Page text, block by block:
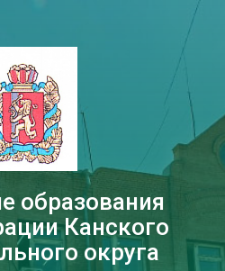
образования
Канского
округа